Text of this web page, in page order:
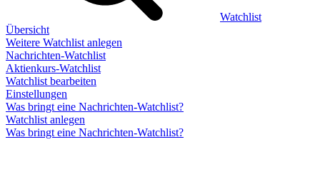
Watchlist
Übersicht
Weitere Watchlist anlegen
Nachrichten-Watchlist
Aktienkurs-Watchlist
Watchlist bearbeiten
Einstellungen
Was bringt eine Nachrichten-Watchlist?
Watchlist anlegen
Was bringt eine Nachrichten-Watchlist?